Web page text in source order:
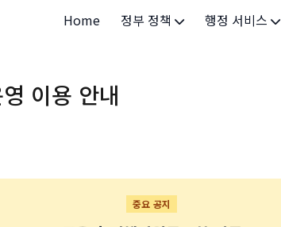
Home 정부 정책
정부 정책
행정 서비스
이용 안내
중요 공지